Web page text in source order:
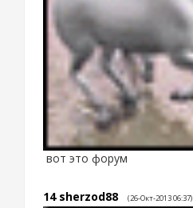
вот это форум
14 sherzod88 (26-Окт-2013 06:37)